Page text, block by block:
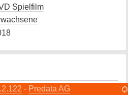
Spielfilm
- Predata AG